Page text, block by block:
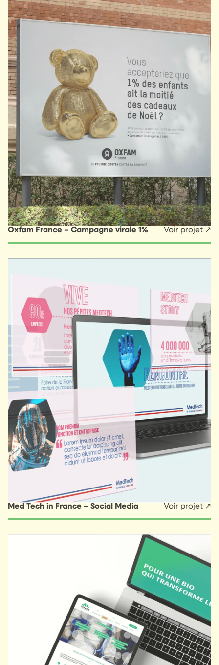
Oxfam France – Campagne virale 1% Voir projet ↗
Med Tech in France – Social Media Voir projet ↗